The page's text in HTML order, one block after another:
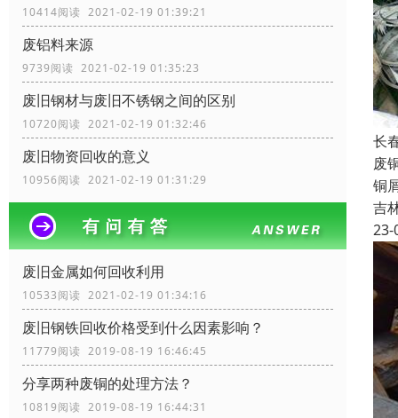
10414阅读 2021-02-19 01:39:21
废铝料来源
9739阅读 2021-02-19 01:35:23
废旧钢材与废旧不锈钢之间的区别
10720阅读 2021-02-19 01:32:46
废旧物资回收的意义
10956阅读 2021-02-19 01:31:29
废旧金属如何回收利用
10533阅读 2021-02-19 01:34:16
废旧钢铁回收价格受到什么因素影响？
11779阅读 2019-08-19 16:46:45
分享两种废铜的处理方法？
10819阅读 2019-08-19 16:44:31
长
废
铜
吉
23-